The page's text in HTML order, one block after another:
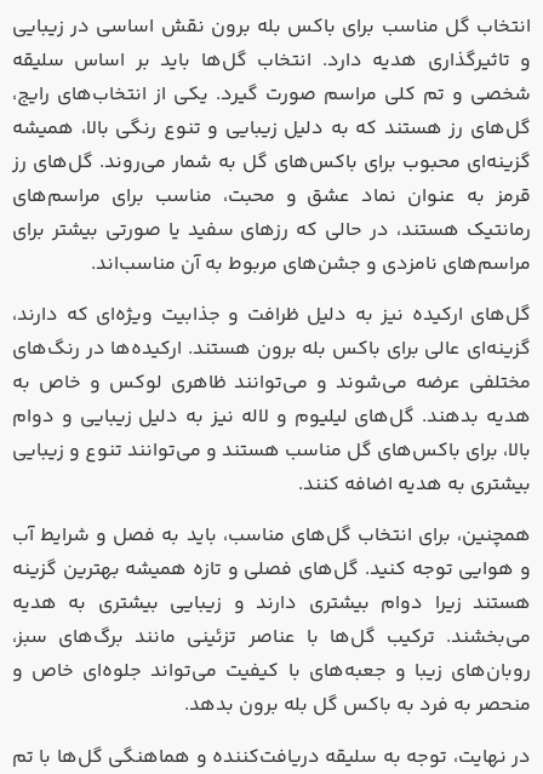
انتخاب گل مناسب برای باکس بله برون نقش اساسی در زیبایی
و تاثیرگذاری هدیه دارد. انتخاب گل‌ها باید بر اساس سلیقه
شخصی و تم کلی مراسم صورت گیرد. یکی از انتخاب‌های رایج،
گل‌های رز هستند که به دلیل زیبایی و تنوع رنگی بالا، همیشه
گزینه‌ای محبوب برای باکس‌های گل به شمار می‌روند. گل‌های رز
قرمز به عنوان نماد عشق و محبت، مناسب برای مراسم‌های
رمانتیک هستند، در حالی که رزهای سفید یا صورتی بیشتر برای
مراسم‌های نامزدی و جشن‌های مربوط به آن مناسب‌اند.
گل‌های ارکیده نیز به دلیل ظرافت و جذابیت ویژه‌ای که دارند،
گزینه‌ای عالی برای باکس بله برون هستند. ارکیده‌ها در رنگ‌های
مختلفی عرضه می‌شوند و می‌توانند ظاهری لوکس و خاص به
هدیه بدهند. گل‌های لیلیوم و لاله نیز به دلیل زیبایی و دوام
بالا، برای باکس‌های گل مناسب هستند و می‌توانند تنوع و زیبایی
بیشتری به هدیه اضافه کنند.
همچنین، برای انتخاب گل‌های مناسب، باید به فصل و شرایط آب
و هوایی توجه کنید. گل‌های فصلی و تازه همیشه بهترین گزینه
هستند زیرا دوام بیشتری دارند و زیبایی بیشتری به هدیه
می‌بخشند. ترکیب گل‌ها با عناصر تزئینی مانند برگ‌های سبز،
روبان‌های زیبا و جعبه‌های با کیفیت می‌تواند جلوه‌ای خاص و
منحصر به فرد به باکس گل بله برون بدهد.
در نهایت، توجه به سلیقه دریافت‌کننده و هماهنگی گل‌ها با تم